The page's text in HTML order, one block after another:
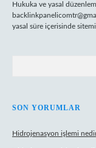
Hukuka ve yasal
yasal süre içerisinde
SON YORUMLAR
Hidrojenasyon işlemi